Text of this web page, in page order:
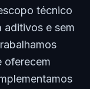
técnico
aditivos e sem
oferecem